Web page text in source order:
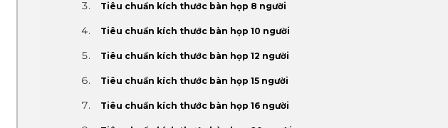
Tiêu chuẩn kích thước bàn họp 8 người
Tiêu chuẩn kích thước bàn họp 10 người
Tiêu chuẩn kích thước bàn họp 12 người
Tiêu chuẩn kích thước bàn họp 15 người
Tiêu chuẩn kích thước bàn họp 16 người